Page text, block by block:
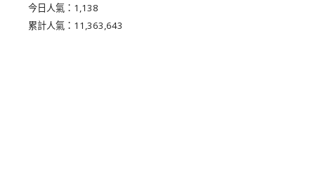
今日人氣： 1,138
累計人氣： 11,363,643